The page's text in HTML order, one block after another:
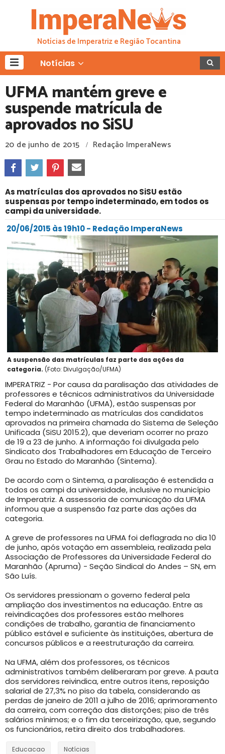
Notícias de Imperatriz e Região Tocantina
Notícias
UFMA mantém greve e
suspende matrícula de
aprovados no SiSU
20 de junho de 2015 / Redação ImperaNews
As matrículas dos aprovados no SiSU estão
suspensas por tempo indeterminado, em todos os
campi da universidade.
20/06/2015 às 19h10 - Redação ImperaNews
A suspensão das matrículas faz parte das ações da
categoria. (Foto: Divulgação/UFMA)
IMPERATRIZ - Por causa da paralisação das atividades de
professores e técnicos administrativos da Universidade
Federal do Maranhão (UFMA), estão suspensas por
tempo indeterminado as matrículas dos candidatos
aprovados na primeira chamada do Sistema de Seleção
Unificada (SiSU 2015.2), que deveriam ocorrer no prazo
de 19 a 23 de junho. A informação foi divulgada pelo
Sindicato dos Trabalhadores em Educação de Terceiro
Grau no Estado do Maranhão (Sintema).
De acordo com o Sintema, a paralisação é estendida a
todos os campi da universidade, inclusive no município
de Imperatriz. A assessoria de comunicação da UFMA
informou que a suspensão faz parte das ações da
categoria.
A greve de professores na UFMA foi deflagrada no dia 10
de junho, após votação em assembleia, realizada pela
Associação de Professores da Universidade Federal do
Maranhão (Apruma) - Seção Sindical do Andes – SN, em
São Luís.
Os servidores pressionam o governo federal pela
ampliação dos investimentos na educação. Entre as
reivindicações dos professores estão melhores
condições de trabalho, garantia de financiamento
público estável e suficiente às instituições, abertura de
concursos públicos e a reestruturação da carreira.
Na UFMA, além dos professores, os técnicos
administrativos também deliberaram por greve. A pauta
dos servidores reivindica, entre outros itens, reposição
salarial de 27,3% no piso da tabela, considerando as
perdas de janeiro de 2011 a julho de 2016; aprimoramento
da carreira, com correção das distorções; piso de três
salários mínimos; e o fim da terceirização, que, segundo
os funcionários, retira direito dos trabalhadores.
Educacao Notícias